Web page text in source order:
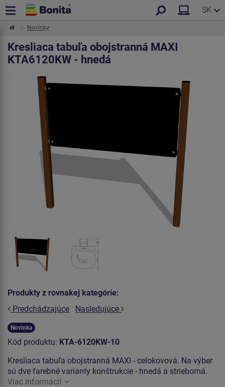
SK
Novinky
Kresliaca tabuľa obojstranná MAXI
KTA6120KW - hnedá
Produkty z rovnakej kategórie:
Predchádzajúce
Nasledujúce
Novinka
Kód produktu: KTA-6120KW-10
Kresliaca tabuľa obojstranná MAXI - celokovová. Na výber
sú dve farebné varianty konštrukcie - hnedá a strieborná.
Viac informácií